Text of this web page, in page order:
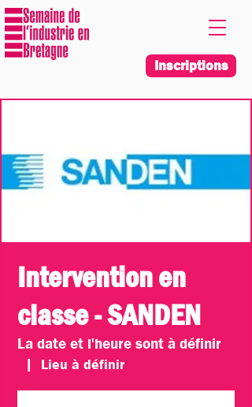
Inscriptions
Intervention en
classe - SANDEN
La date et l'heure sont à définir
  |
Lieu à définir